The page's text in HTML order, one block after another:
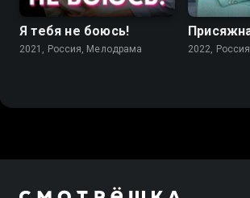
Я тебя не боюсь!
2021, Россия, Мелодрама 2022,